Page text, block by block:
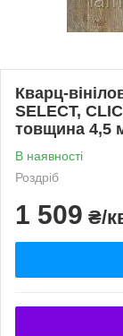
Кварц-
SELECT,
товщина 4,5
В наявності
Роздріб
1 509 ₴/